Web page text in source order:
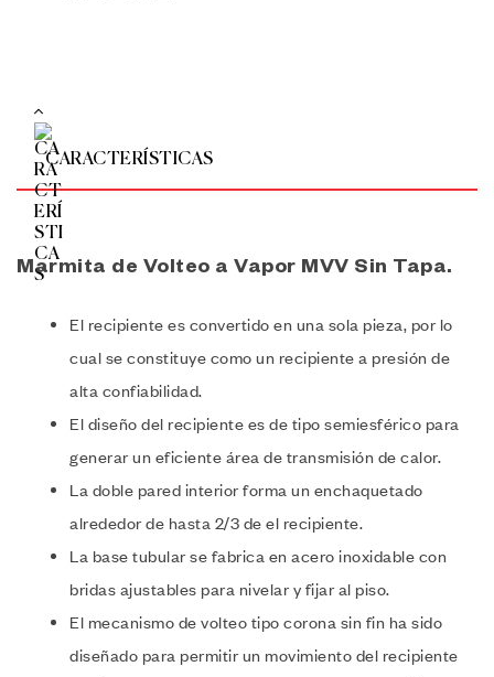
CARACTERÍSTICAS
Marmita de Volteo a Vapor MVV Sin Tapa.
El recipiente es convertido en una sola pieza, por lo
cual se constituye como un recipiente a presión de
alta confiabilidad.
El diseño del recipiente es de tipo semiesférico para
generar un eficiente área de transmisión de calor.
La doble pared interior forma un enchaquetado
alrededor de hasta 2/3 de el recipiente.
La base tubular se fabrica en acero inoxidable con
bridas ajustables para nivelar y fijar al piso.
El mecanismo de volteo tipo corona sin fin ha sido
diseñado para permitir un movimiento del recipiente